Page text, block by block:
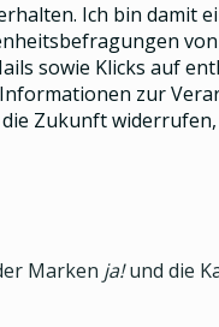
Ich bin damit
sowie Klicks auf
zur
Zukunft widerrufen,
Marken ja!und die